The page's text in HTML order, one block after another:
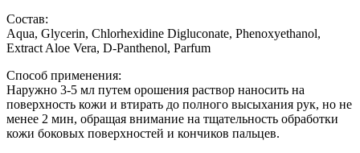
Состав:
Aqua, Glyсerin, Chlorhexidine Digluconate, Phenoxyethanol,
Extract Aloe Vera, D-Panthenol, Parfum
Способ применения:
Наружно 3-5 мл путем орошения раствор наносить на
поверхность кожи и втирать до полного высыхания рук, но не
менее 2 мин, обращая внимание на тщательность обработки
кожи боковых поверхностей и кончиков пальцев.